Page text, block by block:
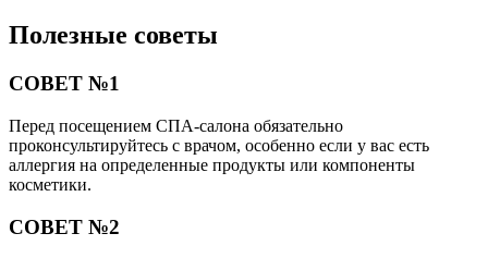
Полезные советы
СОВЕТ №1
Перед посещением СПА-салона обязательно
проконсультируйтесь с врачом, особенно если у вас есть
аллергия на определенные продукты или компоненты
косметики.
СОВЕТ №2